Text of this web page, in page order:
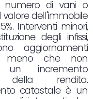
numero di vani o
dell'immobile
Interventi minori,
degli infissi,
aggiornamenti
meno che non
un incremento
della rendita.
catastale è un